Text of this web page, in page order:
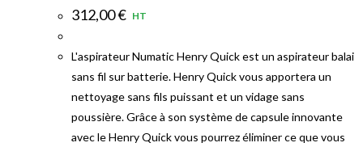
312,00€ HT
L'aspirateur Numatic Henry Quick est un aspirateur balai
sans fil sur batterie. Henry Quick vous apportera un
nettoyage sans fils puissant et un vidage sans
poussière. Grâce à son système de capsule innovante
avec le Henry Quick vous pourrez éliminer ce que vous